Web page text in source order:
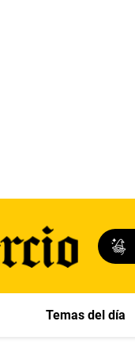
Temas del día